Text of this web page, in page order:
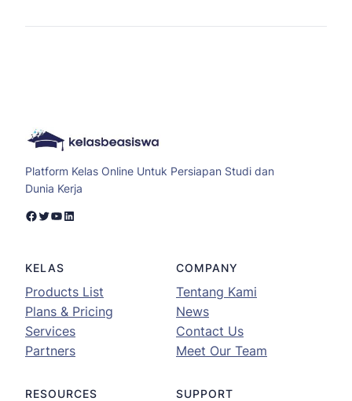
Platform Kelas Online Untuk Persiapan Studi dan
Dunia Kerja
Facebook Twitter YouTube LinkedIn
KELAS
Products List
Plans & Pricing
Services
Partners
COMPANY
Tentang Kami
News
Contact Us
Meet Our Team
RESOURCES SUPPORT